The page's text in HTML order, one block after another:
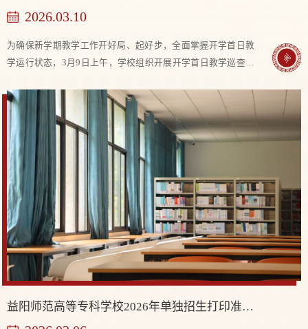
2026.03.10
为确保新学期教学工作开好局、起好步，全面掌握开学首日教
学运行状态，3月9日上午，学校组织开展开学首日教学巡查工
期教学情况进行全面检查。本次巡查共分为四个小组，先后前
往马克思主义学院、人文与通识学院、羽毛球学院、智能科学
与智慧教育技术学院、儿童发展与艺术创意学院等教学单位，
重点围绕课堂教学秩序、教师到岗情况、学生出勤状况、教学
设施运行等方面开展细致检查。...
益阳师范高等专科学校2026年单独招生打印准考证操作指南